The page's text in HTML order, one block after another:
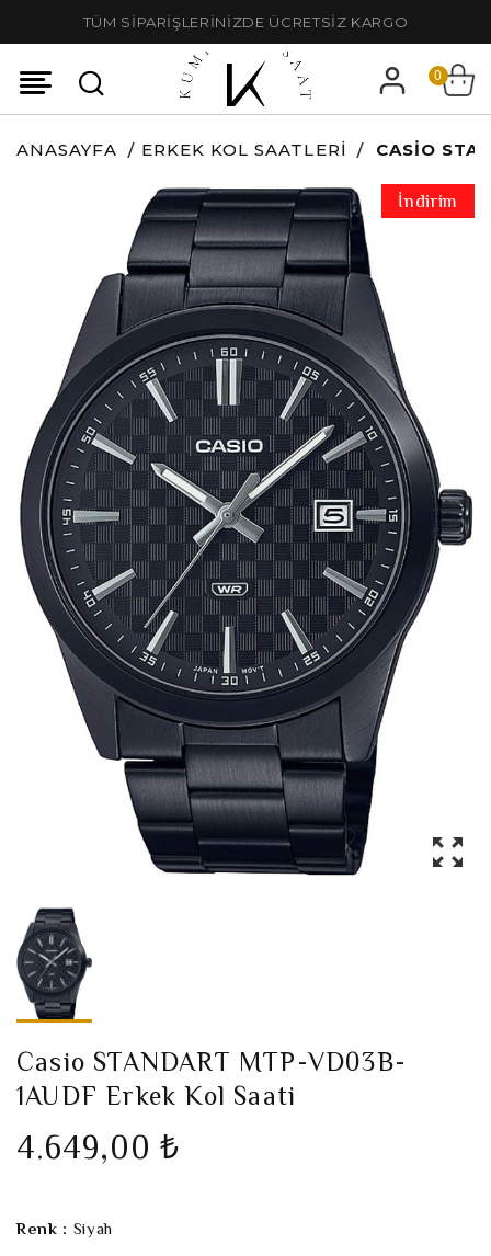
TÜM SİPARİŞLERİNİZDE ÜCRETSİZ KARGO
0
ANASAYFA ERKEK KOL SAATLERI CASIO
İndirim
Casio STANDART MTP-VD03B-
1AUDF Erkek Kol Saati
4.649,00 ₺
Renk : Siyah